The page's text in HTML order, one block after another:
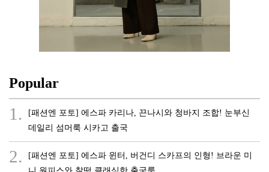
Popular
1.
[패션엔 포토] 에스파 카리나, 끈나시와 청바지 조합! 눈부신
데일리 섬머룩 시카고 출국
2.
[패션엔 포토] 에스파 윈터, 버건디 스카프의 인형! 브라운 미